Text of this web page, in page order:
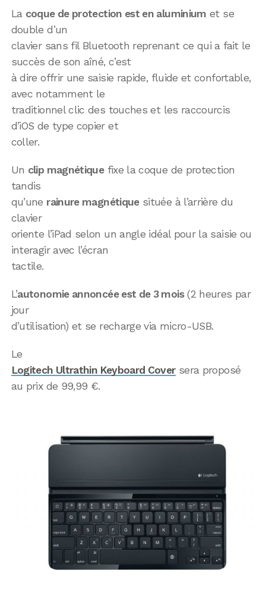
La coque de protection est en aluminium et se
double d’un
clavier sans fil Bluetooth reprenant ce qui a fait le
succès de son aîné, c’est
à dire offrir une saisie rapide, fluide et confortable,
avec notamment le
traditionnel clic des touches et les raccourcis
d’iOS de type copier et
coller.
Un clip magnétiquefixe la coque de protection
tandis
qu’une rainure magnétiquesituée à l’arrière du
clavier
oriente l’iPad selon un angle idéal pour la saisie ou
interagir avec l’écran
tactile.
L’autonomie annoncée est de 3 mois(2 heures par
jour
d’utilisation) et se recharge via micro-USB.
Le
Logitech Ultrathin Keyboard Coversera proposé
au prix de 99,99 €.